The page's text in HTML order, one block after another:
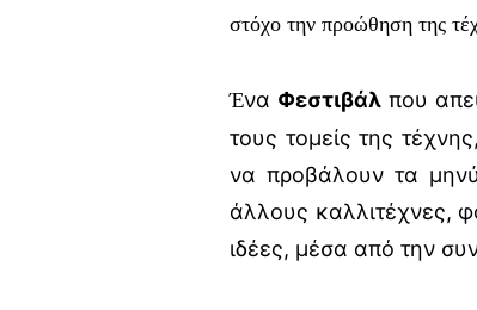
στόχο την προώθηση της
Ένα Φεστιβάλ που
τους τομείς της
να προβάλουν τα
άλλους καλλιτέχνες,
ιδέες, μέσα από την